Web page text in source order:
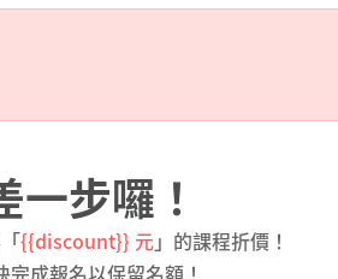
一步囉！
{{discount}} 元」的課程折價！
完成報名以保留名額！